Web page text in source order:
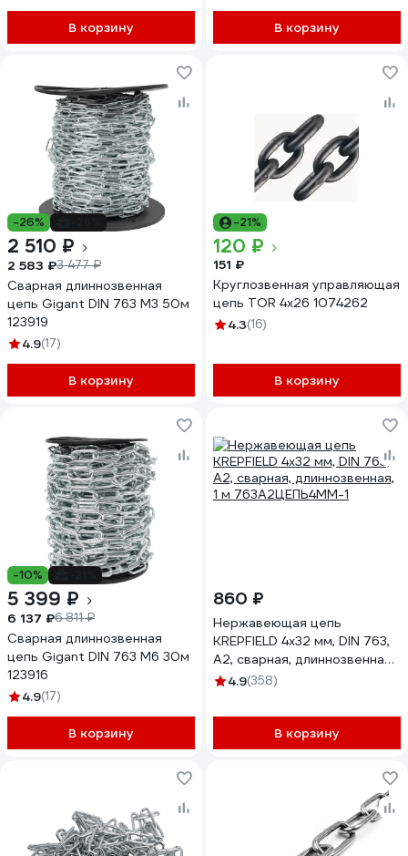
В корзину В корзину
-26%
2 510 ₽
2 583 ₽3 477 ₽
Сварная длиннозвенная
цепь Gigant DIN 763 M3 50м
123919
4.9(17)
В корзину
-21%
120 ₽
151 ₽
Круглозвенная управляющая
цепь TOR 4x26 1074262
4.3(16)
В корзину
-10%
5 399 ₽
6 137 ₽6 811 ₽
Сварная длиннозвенная
цепь Gigant DIN 763 M6 30м
123916
4.9(17)
В корзину
860 ₽
Нержавеющая цепь
KREPFIELD 4x32 мм, DIN 763,
А2, сварная, длиннозвенная,
1 м 763А2ЦЕПЬ4ММ-1
4.9(358)
В корзину